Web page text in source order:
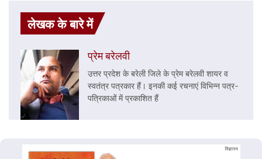
लेखक के बारे में
प्रेम बरेलवी
उत्तर प्रदेश के बरेली जिले के प्रेम बरेलवी शायर व
स्वतंत्र पत्रकार हैं। इनकी कई रचनाएं विभिन्न पत्र-
पत्रिकाओं में प्रकाशित हैं